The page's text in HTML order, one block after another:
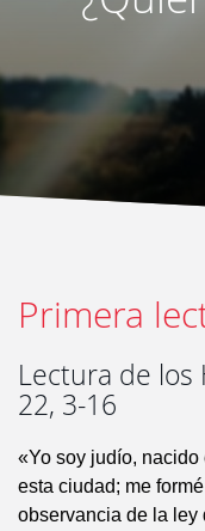
Primera
Lectura de los
22, 3-16
«Yo soy judío,
esta ciudad; me
observancia de la ley